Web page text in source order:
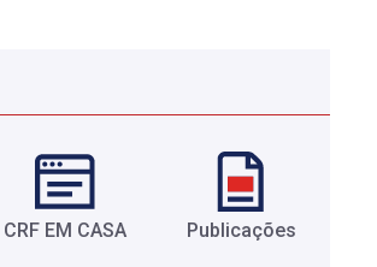
CRF EM CASA Publicações